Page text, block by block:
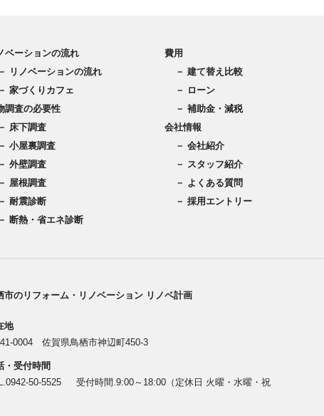
ベーションの流れ
－ リノベーションの流れ
－ 家づくりカフェ
調査の必要性
－ 床下調査
－ 小屋裏調査
－ 外壁調査
－ 屋根調査
－ 耐震診断
－ 断熱・省エネ診断
費用
－ 建て替え比較
－ ローン
－ 補助金・減税
会社情報
－ 会社紹介
－ スタッフ紹介
－ よくある質問
－ 採用エントリー
市のリフォーム・リノベーション リノベ計画
地
0004 佐賀県鳥栖市神辺町450-3
・受付時間
0942-50-5525 受付時間.9:00～18:00 （定休日 火曜・水曜・祝